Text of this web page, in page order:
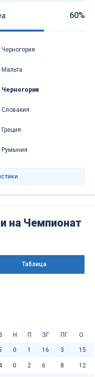
60%
Черногория
Мальта
Черногория
Словакия
Греция
Румыния
на Чемпионат
Таблица
В Н П ЗГ ПГ О
0 1 16 3 15
0 2 6 8 12